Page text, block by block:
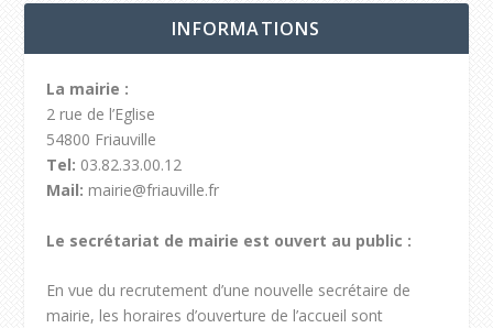
INFORMATIONS
La mairie :
2 rue de l’Eglise
54800 Friauville
Tel: 03.82.33.00.12
Mail: mairie@friauville.fr
Le secrétariat de mairie est ouvert au public :
En vue du recrutement d’une nouvelle secrétaire de
mairie, les horaires d’ouverture de l’accueil sont